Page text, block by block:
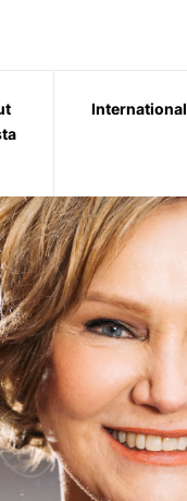
International